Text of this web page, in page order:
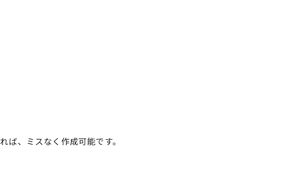
ば、ミスなく作成可能です。